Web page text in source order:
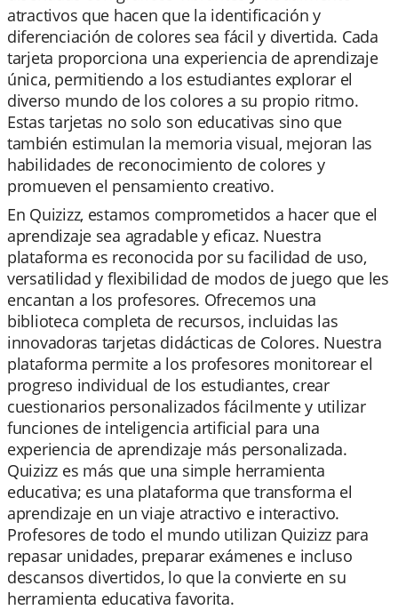
atractivos que hacen que la identificación y
diferenciación de colores sea fácil y divertida. Cada
tarjeta proporciona una experiencia de aprendizaje
única, permitiendo a los estudiantes explorar el
diverso mundo de los colores a su propio ritmo.
Estas tarjetas no solo son educativas sino que
también estimulan la memoria visual, mejoran las
habilidades de reconocimiento de colores y
promueven el pensamiento creativo.
En Quizizz, estamos comprometidos a hacer que el
aprendizaje sea agradable y eficaz. Nuestra
plataforma es reconocida por su facilidad de uso,
versatilidad y flexibilidad de modos de juego que les
encantan a los profesores. Ofrecemos una
biblioteca completa de recursos, incluidas las
innovadoras tarjetas didácticas de Colores. Nuestra
plataforma permite a los profesores monitorear el
progreso individual de los estudiantes, crear
cuestionarios personalizados fácilmente y utilizar
funciones de inteligencia artificial para una
experiencia de aprendizaje más personalizada.
Quizizz es más que una simple herramienta
educativa; es una plataforma que transforma el
aprendizaje en un viaje atractivo e interactivo.
Profesores de todo el mundo utilizan Quizizz para
repasar unidades, preparar exámenes e incluso
descansos divertidos, lo que la convierte en su
herramienta educativa favorita.